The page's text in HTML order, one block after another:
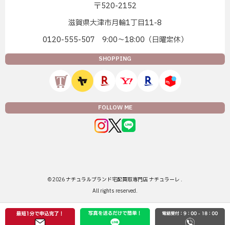
〒520-2152
滋賀県大津市月輪1丁目11-8
0120-555-507 9:00〜18:00（日曜定休）
SHOPPING
FOLLOW ME
© 2026 ナチュラルブランド宅配買取専門店 ナチュラーレ .
All rights reserved.